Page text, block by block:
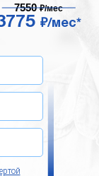
₽/мес*
7550₽/мес